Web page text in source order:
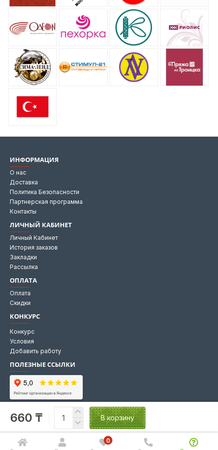
660 ₸ В корзину
0
ИНФОРМАЦИЯ
О нас
Доставка
Политика Безопасности
Партнерская программа
Контакты
ЛИЧНЫЙ КАБИНЕТ
Личный Кабинет
История заказов
Закладки
Рассылка
ОПЛАТА
Оплата
Скидки
КОНКУРС
Конкурс
Условия
Добавить работу
ПОЛЕЗНЫЕ ССЫЛКИ
Мы на Яндекс картах
Мы в 2GIS